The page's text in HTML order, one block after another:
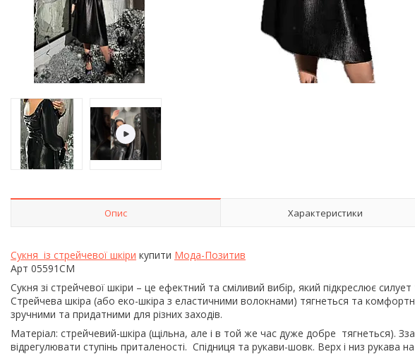
Опис Характеристики
Сукня із стрейчевої шкіри купити Мода-Позитив
Арт 05591СМ
Сукня зі стрейчевої шкіри – це ефектний та сміливий вибір, який підкреслює
Стрейчева шкіра (або еко-шкіра з еластичними волокнами) тягнеться та
зручними та придатними для різних заходів.
Матеріал: стрейчевий-шкіра (щільна, але і в той же час дуже добре тягнеться).
відрегулювати ступінь приталеності. Спідниця та рукави-шовк. Верх і низ рукава